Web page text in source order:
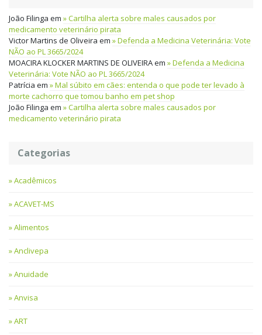
João Filinga em
Cartilha alerta sobre males causados por
medicamento veterinário pirata
Victor Martins de Oliveira em
Defenda a Medicina Veterinária: Vote
NÃO ao PL 3665/2024
MOACIRA KLOCKER MARTINS DE OLIVEIRAem
Defenda a Medicina
Veterinária: Vote NÃO ao PL 3665/2024
Patrícia em
Mal súbito em cães: entenda o que pode ter levado à
morte cachorro que tomou banho em pet shop
João Filinga em
Cartilha alerta sobre males causados por
medicamento veterinário pirata
Categorias
Acadêmicos
ACAVET-MS
Alimentos
Anclivepa
Anuidade
Anvisa
ART